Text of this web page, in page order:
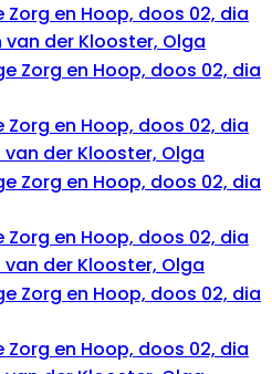
Zorg en Hoop, doos 02, dia
Zorg en Hoop, doos 02, dia
Zorg en Hoop, doos 02, dia